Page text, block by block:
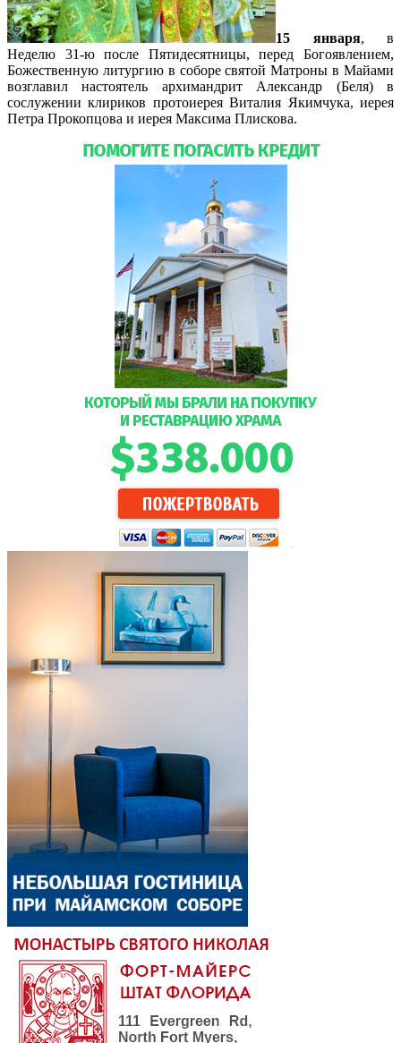
15 января, в
Неделю 31-ю после Пятидесятницы, перед Богоявлением,
Божественную литургию в соборе святой Матроны в Майами
возглавил настоятель архимандрит Александр (Беля) в
сослужении клириков протоиерея Виталия Якимчука, иерея
Петра Прокопцова и иерея Максима Плискова.